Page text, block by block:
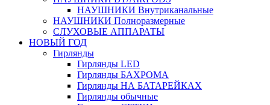
НАУШНИКИ Внутриканальные
НАУШНИКИ Полноразмерные
СЛУХОВЫЕ АППАРАТЫ
НОВЫЙ ГОД
Гирлянды
Гирлянды LED
Гирлянды БАХРОМА
Гирлянды НА БАТАРЕЙКАХ
Гирлянды обычные